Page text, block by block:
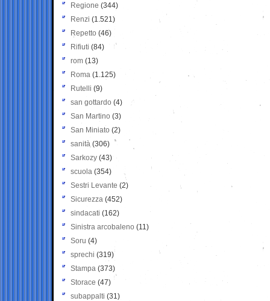
Regione (344)
Renzi (1.521)
Repetto (46)
Rifiuti (84)
rom (13)
Roma (1.125)
Rutelli (9)
san gottardo (4)
San Martino (3)
San Miniato (2)
sanità (306)
Sarkozy (43)
scuola (354)
Sestri Levante (2)
Sicurezza (452)
sindacati (162)
Sinistra arcobaleno (11)
Soru (4)
sprechi (319)
Stampa (373)
Storace (47)
subappalti (31)